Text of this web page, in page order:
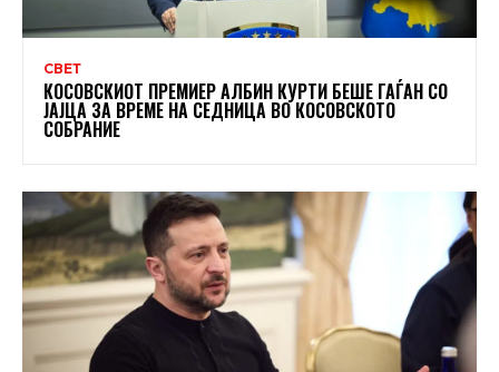
СВЕТ
КОСОВСКИОТ ПРЕМИЕР АЛБИН КУРТИ БЕШЕ ГАЃАН СО
ЈАЈЦА ЗА ВРЕМЕ НА СЕДНИЦА ВО КОСОВСКОТО
СОБРАНИЕ